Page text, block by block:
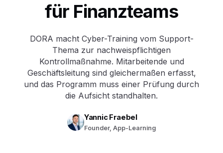
für Finanzteams
DORA macht Cyber-Training vom Support-
Thema zur nachweispflichtigen
Kontrollmaßnahme. Mitarbeitende und
Geschäftsleitung sind gleichermaßen erfasst,
und das Programm muss einer Prüfung durch
die Aufsicht standhalten.
Yannic Fraebel
Founder, App-Learning